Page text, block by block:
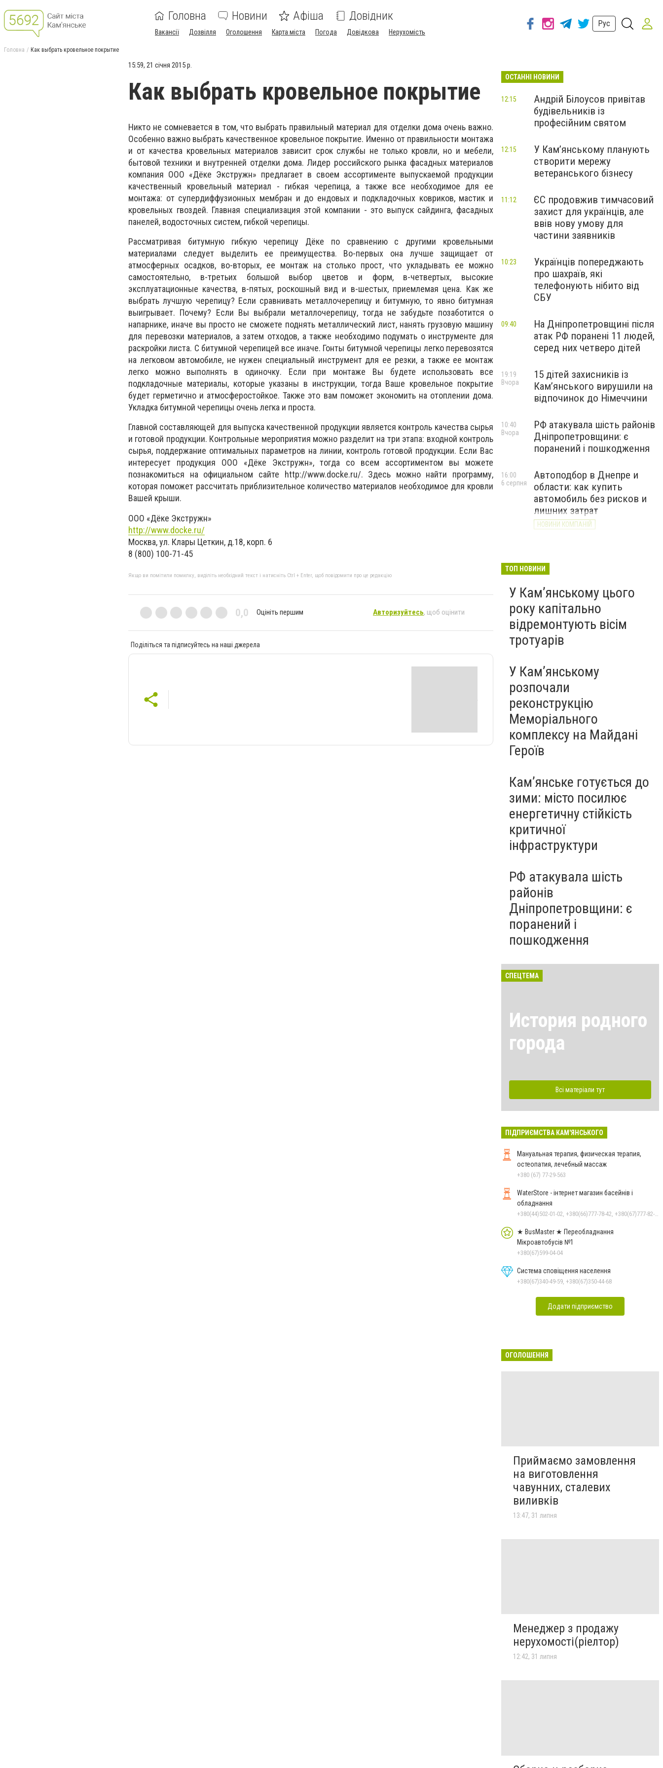
Головна Новини Афіша Довідник
Вакансії Дозвілля Оголошення Карта міста Погода Довідкова Нерухомість
Рус
Головна Как выбрать кровельное покрытие
15:59, 21 січня 2015 р.
Как выбрать кровельное покрытие
Никто не сомневается в том, что выбрать правильный материал для отделки дома очень важно.
Особенно важно выбрать качественное кровельное покрытие. Именно от правильности монтажа
и от качества кровельных материалов зависит срок службы не только кровли, но и мебели,
бытовой техники и внутренней отделки дома. Лидер российского рынка фасадных материалов
компания ООО «Дёке Экстружн» предлагает в своем ассортименте выпускаемой продукции
качественный кровельный материал - гибкая черепица, а также все необходимое для ее
монтажа: от супердиффузионных мембран и до ендовых и подкладочных ковриков, мастик и
кровельных гвоздей. Главная специализация этой компании - это выпуск сайдинга, фасадных
панелей, водосточных систем, гибкой черепицы.
Рассматривая битумную гибкую черепицу Дёке по сравнению с другими кровельными
материалами следует выделить ее преимущества. Во-первых она лучше защищает от
атмосферных осадков, во-вторых, ее монтаж на столько прост, что укладывать ее можно
самостоятельно, в-третьих большой выбор цветов и форм, в-четвертых, высокие
эксплуатационные качества, в-пятых, роскошный вид и в-шестых, приемлемая цена. Как же
выбрать лучшую черепицу? Если сравнивать металлочерепицу и битумную, то явно битумная
выигрывает. Почему? Если Вы выбрали металлочерепицу, тогда не забудьте позаботится о
напарнике, иначе вы просто не сможете поднять металлический лист, нанять грузовую машину
для перевозки материалов, а затем отходов, а также необходимо подумать о инструменте для
раскройки листа. С битумной черепицей все иначе. Гонты битумной черепицы легко перевозятся
на легковом автомобиле, не нужен специальный инструмент для ее резки, а также ее монтаж
легко можно выполнять в одиночку. Если при монтаже Вы будете использовать все
подкладочные материалы, которые указаны в инструкции, тогда Ваше кровельное покрытие
будет герметично и атмосферостойкое. Также это вам поможет экономить на отоплении дома.
Укладка битумной черепицы очень легка и проста.
Главной составляющей для выпуска качественной продукции является контроль качества сырья
и готовой продукции. Контрольные мероприятия можно разделит на три этапа: входной контроль
сырья, поддержание оптимальных параметров на линии, контроль готовой продукции. Если Вас
интересует продукция ООО «Дёке Экстружн», тогда со всем ассортиментом вы можете
познакомиться на официальном сайте http://www.docke.ru/. Здесь можно найти программу,
которая поможет рассчитать приблизительное количество материалов необходимое для кровли
Вашей крыши.
ООО «Дёке Экстружн»
http://www.docke.ru/
Москва, ул. Клары Цеткин, д.18, корп. 6
8 (800) 100-71-45
Якщо ви помітили помилку, виділіть необхідний текст і натисніть Ctrl + Enter, щоб повідомити про це редакцію
0,0 Оцініть першим Авторизуйтесь, щоб оцінити
Поділіться та підписуйтесь на наші джерела
ОСТАННІ НОВИНИ
Андрій Білоусов привітав
будівельників із
професійним святом
12:15
У Кам’янському планують
створити мережу
ветеранського бізнесу
12:15
ЄС продовжив тимчасовий
захист для українців, але
ввів нову умову для
частини заявників
11:12
Українців попереджають
про шахраїв, які
телефонують нібито від
СБУ
10:23
На Дніпропетровщині після
атак РФ поранені 11 людей,
серед них четверо дітей
09:40
15 дітей захисників із
Кам’янського вирушили на
відпочинок до Німеччини
19:19
Вчора
РФ атакувала шість районів
Дніпропетровщини: є
поранений і пошкодження
10:40
Вчора
Автоподбор в Днепре и
области: как купить
автомобиль без рисков и
лишних затрат
НОВИНИ КОМПАНІЙ
16:00
6 серпня
ТОП НОВИНИ
У Кам’янському цього
року капітально
відремонтують вісім
тротуарів
У Кам’янському
розпочали
реконструкцію
Меморіального
комплексу на Майдані
Героїв
Кам’янське готується до
зими: місто посилює
енергетичну стійкість
критичної
інфраструктури
РФ атакувала шість
районів
Дніпропетровщини: є
поранений і
пошкодження
СПЕЦТЕМА
История родного
города
Всі матеріали тут
ПІДПРИЄМСТВА КАМ'ЯНСЬКОГО
Мануальная терапия, физическая терапия,
остеопатия, лечебный массаж
+380 (67) 77-29-563
WaterStore - інтернет магазин басейнів і
обладнання
★ BusMaster ★ Переобладнання
Мікроавтобусів №1
+380(67)599-04-04
Система сповіщення населення
+380(67)340-49-59, +380(67)350-44-68
Додати підприємство
ОГОЛОШЕННЯ
Приймаємо замовлення
на виготовлення
чавунних, сталевих
виливків
13:47, 31 липня
Менеджер з продажу
нерухомості(ріелтор)
12:42, 31 липня